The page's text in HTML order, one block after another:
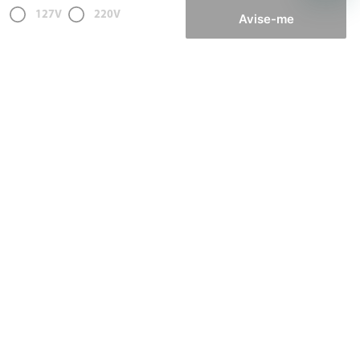
127V 220V Avise-me
Lixadeira
Não, ajustar